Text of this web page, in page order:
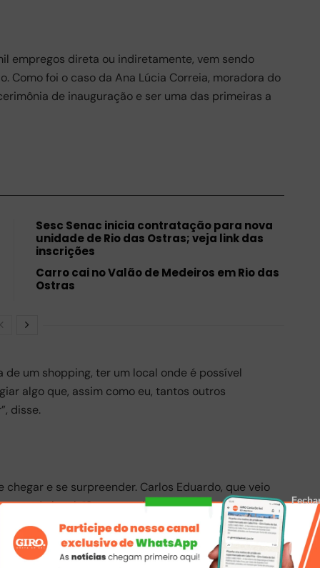
empregos direta ou indiretamente, vem sendo
Como foi o caso da Ana Lúcia Correia, moradora do
de inauguração e ser uma das primeiras a
Sesc Senac inicia contratação para nova
unidade de Rio das Ostras; veja link das
inscrições
Carro cai no Valão de Medeiros em Rio das
Ostras
um shopping, ter um local onde é possível
algo que, assim como eu, tantos outros
disse.
e se surpreender. Carlos Eduardo, que veio
do local. “Superou minhas expectativas, era o
muito completo”, contou encantado.